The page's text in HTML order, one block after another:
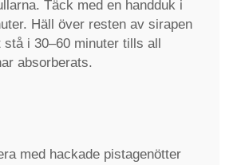
Täck med en handduk i
Häll över resten av sirapen
stå i 30–60 minuter tills all
absorberats.
med hackade pistagenötter